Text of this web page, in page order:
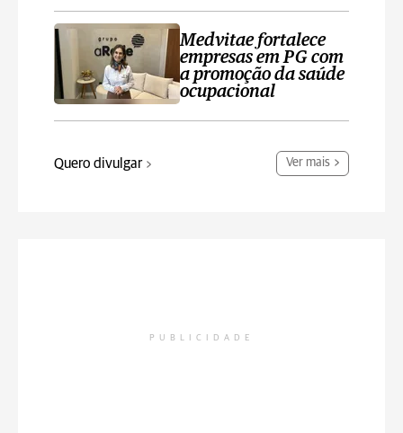
Medvitae fortalece
empresas em PG com
a promoção da saúde
ocupacional
Quero divulgar Ver mais
PUBLICIDADE